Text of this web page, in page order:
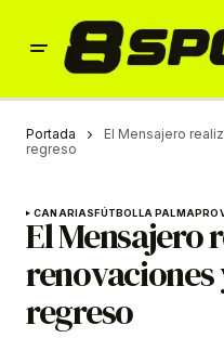
Portada
El Mensajero
regreso
CANARIASFÚTBOLLA PALMA
El Mensajero
regreso